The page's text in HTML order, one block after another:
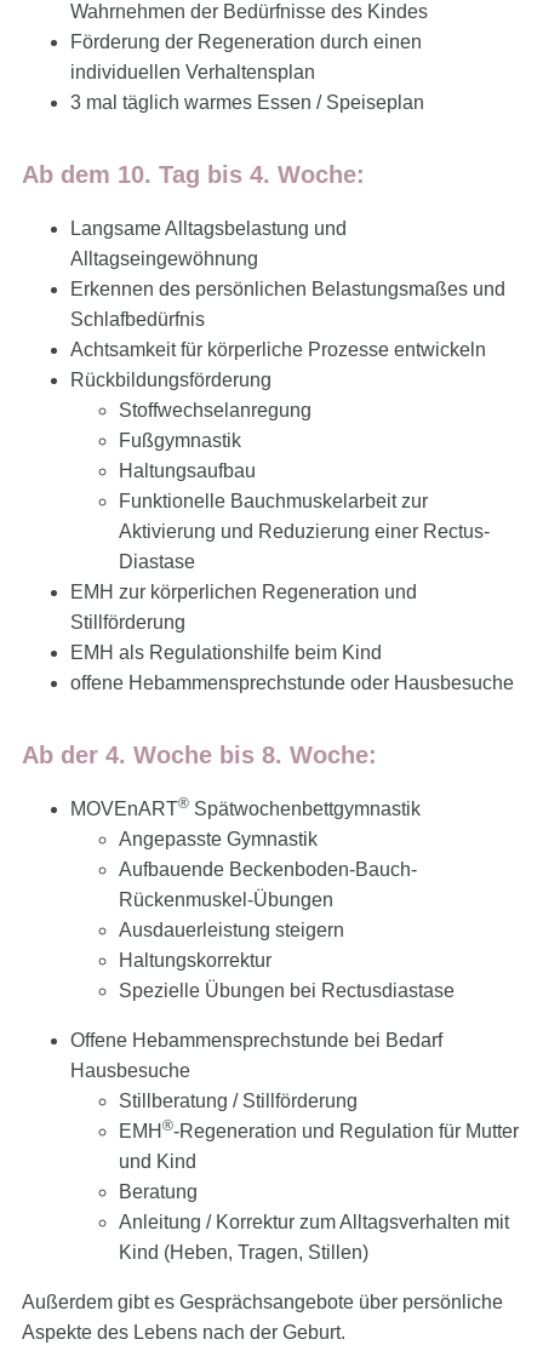
Wahrnehmen der Bedürfnisse des Kindes
Förderung der Regeneration durch einen
individuellen Verhaltensplan
3 mal täglich warmes Essen / Speiseplan
Ab dem 10. Tag bis 4. Woche:
Langsame Alltagsbelastung und
Alltagseingewöhnung
Erkennen des persönlichen Belastungsmaßes und
Schlafbedürfnis
Achtsamkeit für körperliche Prozesse entwickeln
Rückbildungsförderung
Stoffwechselanregung
Fußgymnastik
Haltungsaufbau
Funktionelle Bauchmuskelarbeit zur
Aktivierung und Reduzierung einer Rectus-
Diastase
EMH zur körperlichen Regeneration und
Stillförderung
EMH als Regulationshilfe beim Kind
offene Hebammensprechstunde oder Hausbesuche
Ab der 4. Woche bis 8. Woche:
MOVEnART® Spätwochenbettgymnastik
Angepasste Gymnastik
Aufbauende Beckenboden-Bauch-
Rückenmuskel-Übungen
Ausdauerleistung steigern
Haltungskorrektur
Spezielle Übungen bei Rectusdiastase
Offene Hebammensprechstunde bei Bedarf
Hausbesuche
Stillberatung / Stillförderung
EMH ®-Regeneration und Regulation für Mutter
und Kind
Beratung
Anleitung / Korrektur zum Alltagsverhalten mit
Kind (Heben, Tragen, Stillen)
Außerdem gibt es Gesprächsangebote über persönliche
Aspekte des Lebens nach der Geburt.